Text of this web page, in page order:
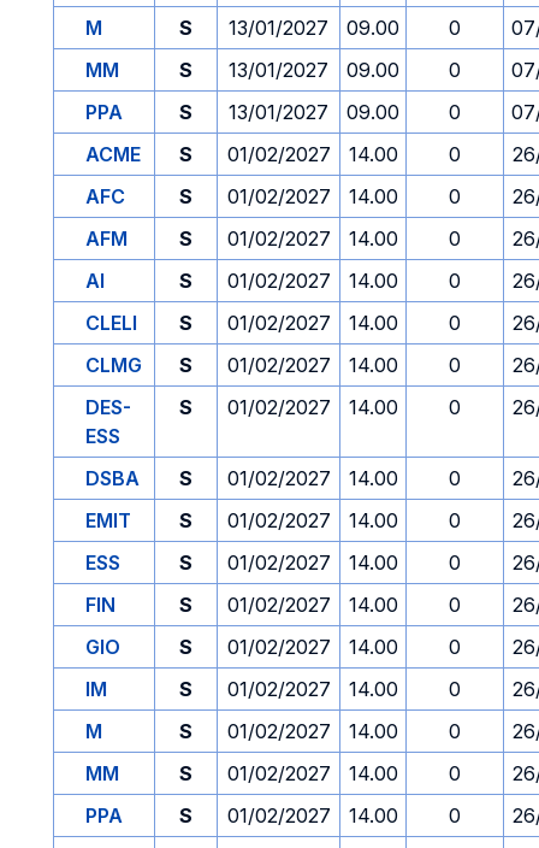
M
S 13/01/2027 09.00 0
MM
S 13/01/2027 09.00 0
PPA
S 13/01/2027 09.00 0
ACME
S 01/02/2027 14.00 0
AFC
S 01/02/2027 14.00 0
AFM
S 01/02/2027 14.00 0
AI
S 01/02/2027 14.00 0
CLELI
S 01/02/2027 14.00 0
CLMG
S 01/02/2027 14.00 0
DES-
ESS
S 01/02/2027 14.00 0
DSBA S 01/02/2027 14.00 0
EMIT
S 01/02/2027 14.00 0
ESS
S 01/02/2027 14.00 0
FIN
S 01/02/2027 14.00 0
GIO
S 01/02/2027 14.00 0
IM
S 01/02/2027 14.00 0
M
S 01/02/2027 14.00 0
MM
S 01/02/2027 14.00 0
PPA
S 01/02/2027 14.00 0